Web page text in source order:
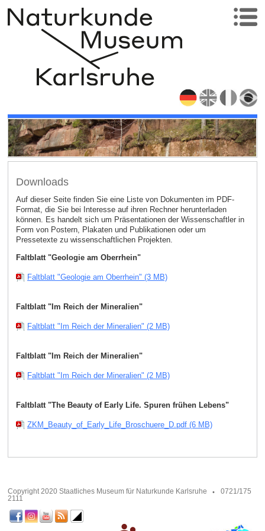
Downloads
Auf dieser Seite finden Sie eine Liste von Dokumenten im PDF-
Format, die Sie bei Interesse auf ihren Rechner herunterladen
können. Es handelt sich um Präsentationen der Wissenschaftler in
Form von Postern, Plakaten und Publikationen oder um
Pressetexte zu wissenschaftlichen Projekten.
Faltblatt "Geologie am Oberrhein"
Faltblatt "Geologie am Oberrhein" (3 MB)
Faltblatt "Im Reich der Mineralien"
Faltblatt "Im Reich der Mineralien" (2 MB)
Faltblatt "Im Reich der Mineralien"
Faltblatt "Im Reich der Mineralien" (2 MB)
Faltblatt "The Beauty of Early Life. Spuren frühen Lebens"
ZKM_Beauty_of_Early_Life_Broschuere_D.pdf (6 MB)
Copyright 2020 Staatliches Museum für Naturkunde Karlsruhe
0721/175
2111